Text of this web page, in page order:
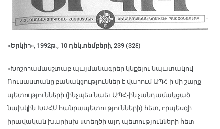
«Երկիր», 1992թ., 10 դեկտեմբերի, 239 (328)
«Խոշորամասշտաբ պայմանագրեր կնքելու նպատակով
Ռուսաստանը բանակցություններ է վարում ԱՊՀ-ի մի շարք
պետությունների (ինչպես նաեւ ԱՊՀ-ին չանդամակցած
նախկին ԽՍՀՄ հանրապետությունների) հետ, որպեսզի
իրավական խարիսխ ստեղծի այդ պետությունների հետ